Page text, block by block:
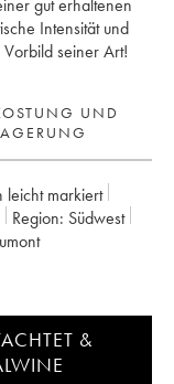
gut erhaltenen
Intensität und
seiner Art!
UND
leicht markiert
Region:
Südwest
&